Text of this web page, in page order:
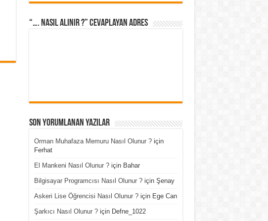
“…. Nasıl Alınır ?” cevaplayan adres
Son Yorumlanan Yazılar
Orman Muhafaza Memuru Nasıl Olunur ?için
Ferhat
El Mankeni Nasıl Olunur ?için Bahar
Bilgisayar Programcısı Nasıl Olunur ?için Şenay
Askeri Lise Öğrencisi Nasıl Olunur ?için Ege Can
Şarkıcı Nasıl Olunur ?için Defne_1022